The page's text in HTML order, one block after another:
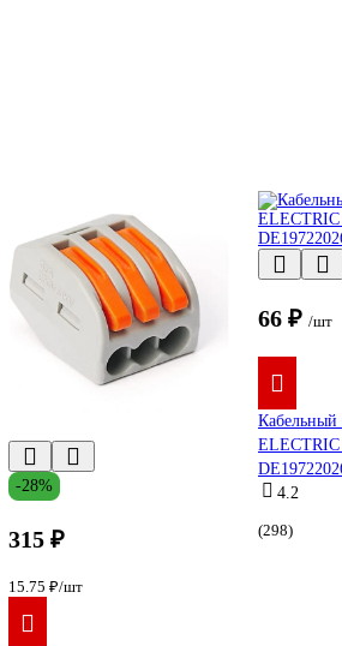
-28%
315 ₽
15.75 ₽/шт
66 ₽ /шт
Кабельный
4.2
(298)